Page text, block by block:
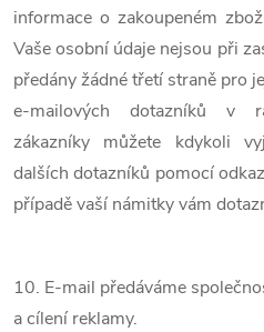
informace o zakoupeném
Vaše osobní údaje nejsou při
předány žádné třetí straně pro
e-mailových dotazníků v
zákazníky můžete kdykoli
dalších dotazníků pomocí
případě vaší námitky vám
10. E-mail předáváme
a cílení reklamy.